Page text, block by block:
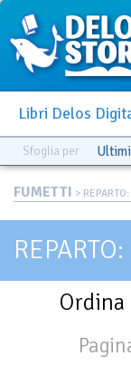
Libri Delos
Sfoglia per
FUMETTI >
Ordina